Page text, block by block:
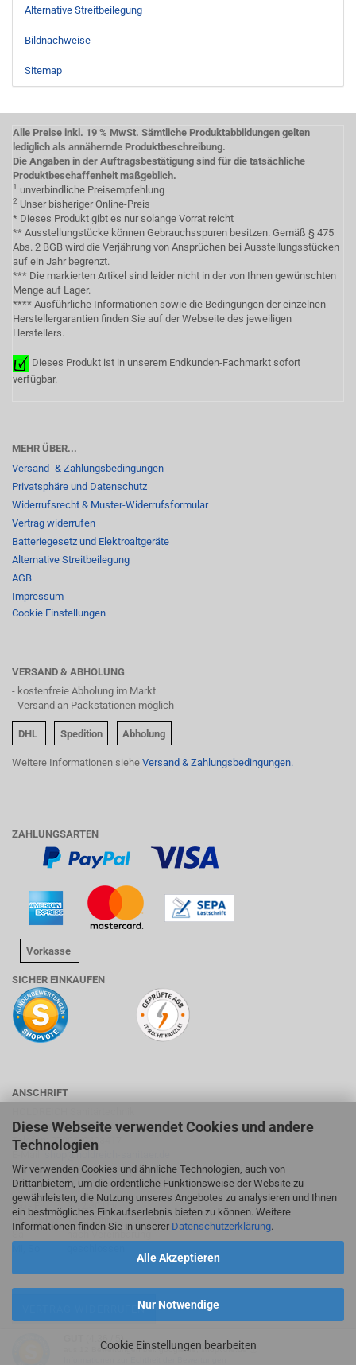
Diese Webseite verwendet Cookies und andere
Technologien
Wir verwenden Cookies und ähnliche Technologien, auch von
Drittanbietern, um die ordentliche Funktionsweise der Website zu
gewährleisten, die Nutzung unseres Angebotes zu analysieren und Ihnen
ein bestmögliches Einkaufserlebnis bieten zu können. Weitere
Informationen finden Sie in unserer Datenschutzerklärung.
Alle Akzeptieren
Nur Notwendige
Cookie Einstellungen bearbeiten
Alternative Streitbeilegung
Bildnachweise
Sitemap
Alle Preise inkl. 19 % MwSt. Sämtliche Produktabbildungen gelten
lediglich als annähernde Produktbeschreibung.
Die Angaben in der Auftragsbestätigung sind für die tatsächliche
Produktbeschaffenheit maßgeblich.
1 unverbindliche Preisempfehlung
2 Unser bisheriger Online-Preis
* Dieses Produkt gibt es nur solange Vorrat reicht
** Ausstellungstücke können Gebrauchsspuren besitzen. Gemäß § 475
Abs. 2 BGB wird die Verjährung von Ansprüchen bei Ausstellungsstücken
auf ein Jahr begrenzt.
*** Die markierten Artikel sind leider nicht in der von Ihnen gewünschten
Menge auf Lager.
**** Ausführliche Informationen sowie die Bedingungen der einzelnen
Herstellergarantien finden Sie auf der Webseite des jeweiligen
Herstellers.
Dieses Produkt ist in unserem Endkunden-Fachmarkt sofort
verfügbar.
MEHR ÜBER...
Versand- & Zahlungsbedingungen
Privatsphäre und Datenschutz
Widerrufsrecht & Muster-Widerrufsformular
Vertrag widerrufen
Batteriegesetz und Elektroaltgeräte
Alternative Streitbeilegung
AGB
Impressum
Cookie Einstellungen
VERSAND & ABHOLUNG
- kostenfreie Abholung im Markt
- Versand an Packstationen möglich
DHL Spedition Abholung
Weitere Informationen siehe Versand & Zahlungsbedingungen.
ZAHLUNGSARTEN
Vorkasse
SICHER EINKAUFEN
ANSCHRIFT
Suhlweg 24, 74595 Langenburg
Telefon: 07905/9403417
E-Mail:shop@holdreich-sanitaer.de
ÖFFNUNGSZEITEN FACHMARKT
Mo - Fr
9-12:30 Uhr
Mo, Di, Do
14-18 Uhr
Sa
nach Vereinbarung
VERTRAG WIDERRUFEN
by Gambio.de © 2026
(4.36 / 5)
Bewertungen bei: google.de, shopvote.de ⓘ